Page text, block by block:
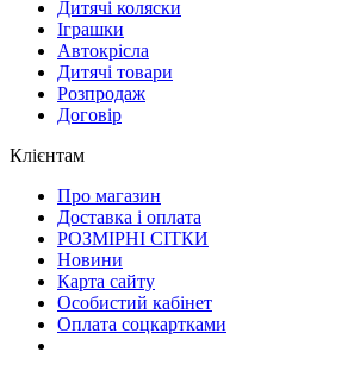
Дитячі коляски
Іграшки
Автокрісла
Дитячі товари
Розпродаж
Договір
Клієнтам
Про магазин
Доставка і оплата
РОЗМІРНІ СІТКИ
Новини
Карта сайту
Особистий кабінет
Оплата соцкартками